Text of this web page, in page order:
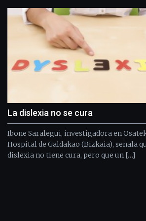
La dislexia no se cura
Ibone Saralegui, investigadora en
Hospital de Galdakao (Bizkaia), señala
dislexia no tiene cura, pero que un […]